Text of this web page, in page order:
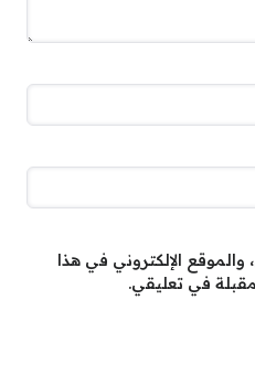
الإلكتروني في هذا
في تعليقي.